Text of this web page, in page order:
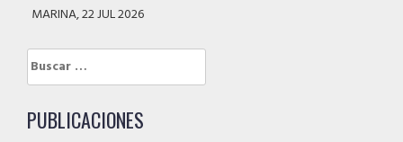
MARINA, 22 JUL 2026
Buscar:
PUBLICACIONES